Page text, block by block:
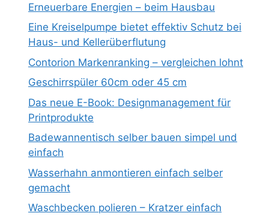
Erneuerbare Energien – beim Hausbau
Eine Kreiselpumpe bietet effektiv Schutz bei
Haus- und Kellerüberflutung
Contorion Markenranking – vergleichen lohnt
Geschirrspüler 60cm oder 45 cm
Das neue E-Book: Designmanagement für
Printprodukte
Badewannentisch selber bauen simpel und
einfach
Wasserhahn anmontieren einfach selber
gemacht
Waschbecken polieren – Kratzer einfach